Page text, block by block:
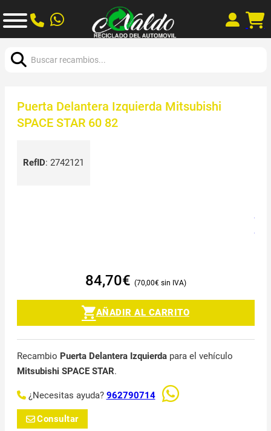
Puerta Delantera Izquierda Mitsubishi
SPACE STAR 60 82
RefID: 2742121
84,70€ 70,00€
AÑADIR AL CARRITO
Recambio Puerta Delantera Izquierdapara el vehículo
Mitsubishi SPACE STAR.
¿Necesitas ayuda? 962790714
Consultar